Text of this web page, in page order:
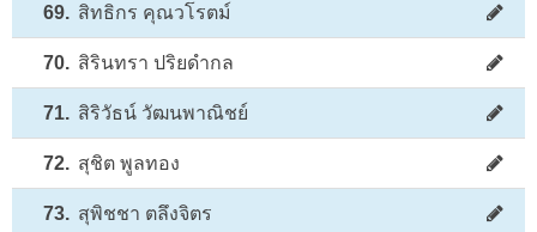
69. สิทธิกร คุณวโรตม์
70. สิรินทรา ปริยดำกล
71. สิริวัธน์ วัฒนพาณิชย์
72. สุชิต พูลทอง
73. สุพิชชา ตลึงจิตร